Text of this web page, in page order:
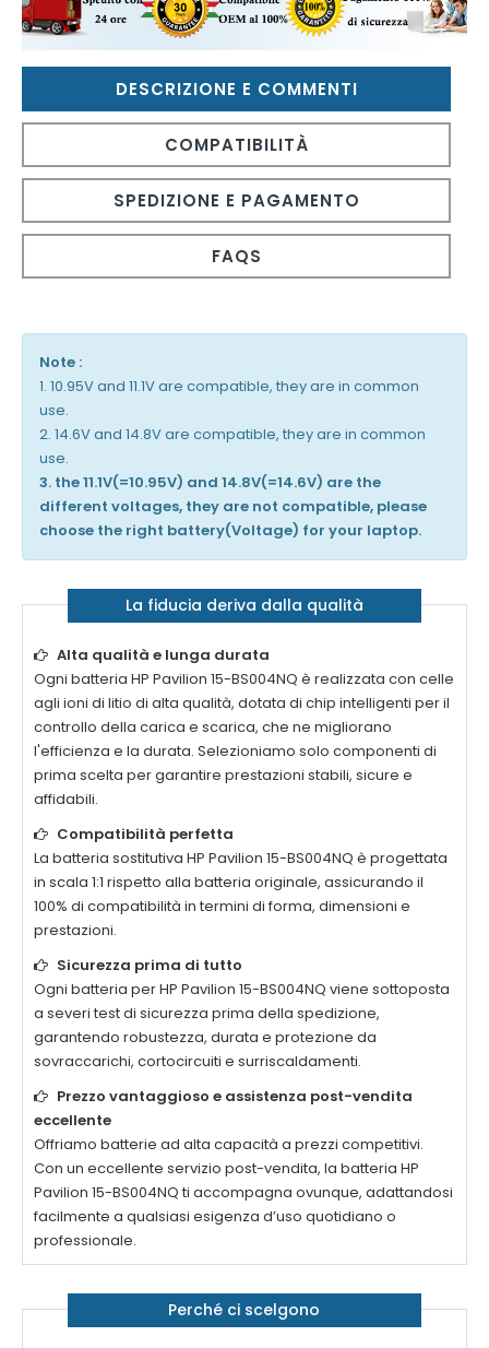
DESCRIZIONE E COMMENTI
COMPATIBILITÀ
SPEDIZIONE E PAGAMENTO
FAQS
Note :
1. 10.95V and 11.1V are compatible, they are in common
use.
2. 14.6V and 14.8V are compatible, they are in common
use.
3. the 11.1V(=10.95V) and 14.8V(=14.6V) are the
different voltages, they are not compatible, please
choose the right battery(Voltage) for your laptop.
La fiducia deriva dalla qualità
Alta qualità e lunga durata
Ogni batteria HP Pavilion 15-BS004NQ è realizzata con celle
agli ioni di litio di alta qualità, dotata di chip intelligenti per il
controllo della carica e scarica, che ne migliorano
l'efficienza e la durata. Selezioniamo solo componenti di
prima scelta per garantire prestazioni stabili, sicure e
affidabili.
Compatibilità perfetta
La batteria sostitutiva HP Pavilion 15-BS004NQ è progettata
in scala 1:1 rispetto alla batteria originale, assicurando il
100% di compatibilità in termini di forma, dimensioni e
prestazioni.
Sicurezza prima di tutto
Ogni batteria per HP Pavilion 15-BS004NQ viene sottoposta
a severi test di sicurezza prima della spedizione,
garantendo robustezza, durata e protezione da
sovraccarichi, cortocircuiti e surriscaldamenti.
Prezzo vantaggioso e assistenza post-vendita
eccellente
Offriamo batterie ad alta capacità a prezzi competitivi.
Con un eccellente servizio post-vendita, la batteria HP
Pavilion 15-BS004NQ ti accompagna ovunque, adattandosi
facilmente a qualsiasi esigenza d’uso quotidiano o
professionale.
Perché ci scelgono